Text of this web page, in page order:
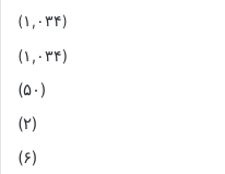
(۱,۰۳۴)
(۱,۰۳۴)
(۵۰)
(۲)
(۶)